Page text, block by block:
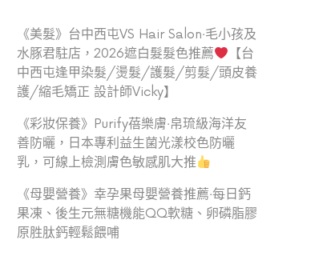
《美髮》台中西屯VS Hair Salon‧毛小孩及
水豚君駐店，2026遮白髮髮色推薦
【台
中西屯逢甲染髮/燙髮/護髮/剪髮/頭皮養
護/縮毛矯正 設計師Vicky】
《彩妝保養》Purify蓓樂膚‧帛琉級海洋友
善防曬，日本專利益生菌光漾校色防曬
乳，可線上檢測膚色敏感肌大推
《母嬰營養》幸孕果母嬰營養推薦‧每日鈣
果凍、後生元無糖機能QQ軟糖、卵磷脂膠
原胜肽鈣輕鬆餵哺